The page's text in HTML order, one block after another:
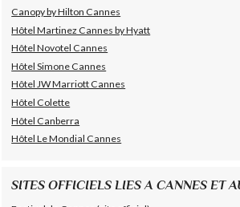
Canopy by Hilton Cannes
Hôtel Martinez Cannes by Hyatt
Hôtel Novotel Cannes
Hôtel Simone Cannes
Hôtel JW Marriott Cannes
Hôtel Colette
Hôtel Canberra
Hôtel Le Mondial Cannes
SITES OFFICIELS LIES A CANNES ET